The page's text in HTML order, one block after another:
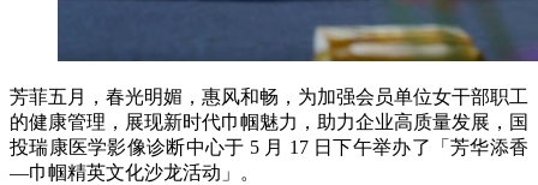
芳菲五月，春光明媚，惠风和畅，为加强会员单位女干部职工
的健康管理，展现新时代巾帼魅力，助力企业高质量发展，国
投瑞康医学影像诊断中心于 5 月 17 日下午举办了「芳华添香
—巾帼精英文化沙龙活动」。